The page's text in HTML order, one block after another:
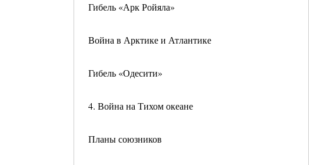
Гибель «Арк Ройяла»
Война в Арктике и Атлантике
Гибель «Одесити»
4. Война на Тихом океане
Планы союзников